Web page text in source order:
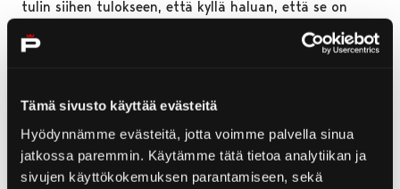
Tämä sivusto käyttää evästeitä
Hyödynnämme evästeitä, jotta voimme palvella sinua
jatkossa paremmin. Käytämme tätä tietoa analytiikan ja
sivujen käyttökokemuksen parantamiseen, sekä
tulin siihen tulokseen, että kyllä haluan, että se on